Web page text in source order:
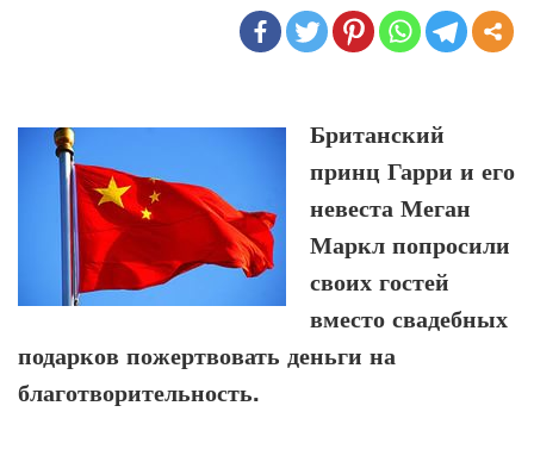
Британский
принц Гарри и его
невеста Меган
Маркл попросили
своих гостей
вместо свадебных
подарков пожертвовать деньги на
благотворительность.